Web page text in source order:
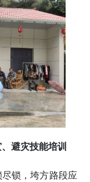
避灾技能培训
锁，垮方路段应